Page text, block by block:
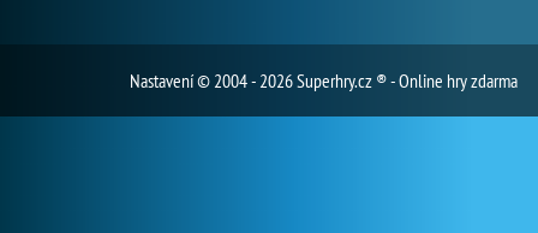
Nastavení© 2004 - 2026 Superhry.cz ® - Online hry zdarma